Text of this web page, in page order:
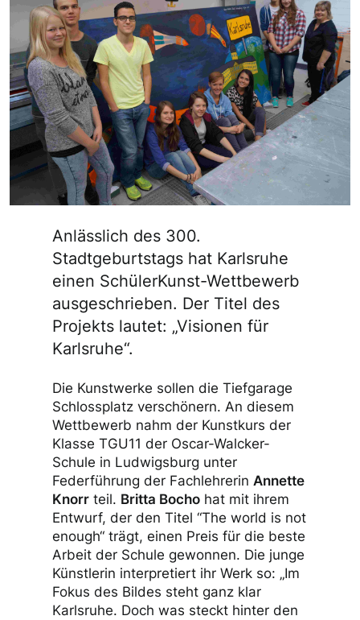
Anlässlich des 300.
Stadtgeburtstags hat Karlsruhe
einen SchülerKunst-Wettbewerb
ausgeschrieben. Der Titel des
Projekts lautet: „Visionen für
Karlsruhe“.
Die Kunstwerke sollen die Tiefgarage
Schlossplatz verschönern. An diesem
Wettbewerb nahm der Kunstkurs der
Klasse TGU11 der Oscar-Walcker-
Schule in Ludwigsburg unter
Federführung der Fachlehrerin Annette
Knorr teil. Britta Bocho hat mit ihrem
Entwurf, der den Titel “The world is not
enough“ trägt, einen Preis für die beste
Arbeit der Schule gewonnen. Die junge
Künstlerin interpretiert ihr Werk so: „Im
Fokus des Bildes steht ganz klar
Karlsruhe. Doch was steckt hinter den